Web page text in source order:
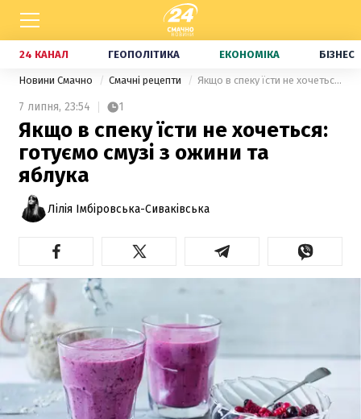
24 КАНАЛ ГЕОПОЛІТИКА ЕКОНОМІКА БІЗНЕС
Новини Смачно Смачні рецепти Якщо в спеку їсти не хочеться: готуємо смузі з ожини та яблука
7 липня, 23:54 1
Якщо в спеку їсти не хочеться:
готуємо смузі з ожини та
яблука
Лілія Імбіровська-Сиваківська